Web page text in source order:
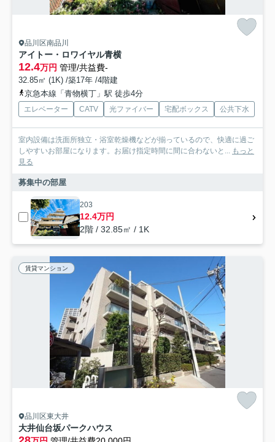
品川区南品川
アイトー・ロワイヤル青横
12.4万円 管理/共益費-
32.85㎡ (1K) /築17年 /4階建
京急本線「青物横丁」駅 徒歩4分
エレベーター CATV 光ファイバー 宅配ボックス 公共下水
室内設備は洗面所独立・浴室乾燥機などが揃っているので、快適に過ご
しやすいお部屋になります。お届け指定時間に間に合わないと... もっと
見る
募集中の部屋
203
12.4万円
2階 / 32.85㎡ / 1K
賃貸マンション
品川区東大井
大井仙台坂パークハウス